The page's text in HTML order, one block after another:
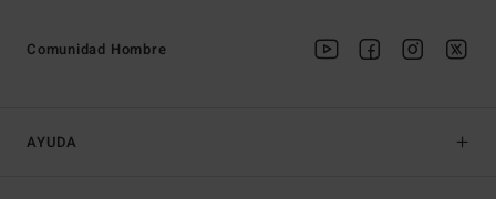
AYUDA
Comunidad Hombre